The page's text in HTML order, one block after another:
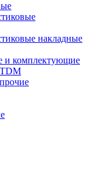
накладные
и комплектующие